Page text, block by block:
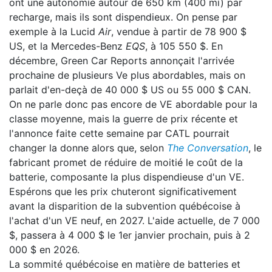
ont une autonomie autour de 650 km (400 mi) par
recharge, mais ils sont dispendieux. On pense par
exemple à la Lucid Air, vendue à partir de 78 900 $
US, et la Mercedes-Benz EQS, à 105 550 $. En
décembre, Green Car Reports annonçait l'arrivée
prochaine de plusieurs Ve plus abordables, mais on
parlait d'en-deçà de 40 000 $ US ou 55 000 $ CAN.
On ne parle donc pas encore de VE abordable pour la
classe moyenne, mais la guerre de prix récente et
l'annonce faite cette semaine par CATL pourrait
changer la donne alors que, selon The Conversation, le
fabricant promet de réduire de moitié le coût de la
batterie, composante la plus dispendieuse d'un VE.
Espérons que les prix chuteront significativement
avant la disparition de la subvention québécoise à
l'achat d'un VE neuf, en 2027. L'aide actuelle, de 7 000
$, passera à 4 000 $ le 1er janvier prochain, puis à 2
000 $ en 2026.
La sommité québécoise en matière de batteries et